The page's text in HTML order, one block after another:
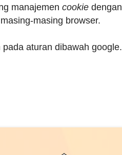
manajemen cookie dengan
masing browser.
aturan dibawah google.